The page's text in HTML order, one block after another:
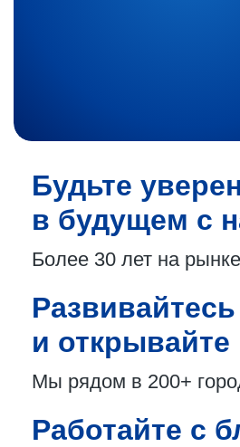
Будьте
в будущем с
Более 30 лет на рынке
Развивайтесь
и открывайте
Мы рядом в 200+
Работайте с